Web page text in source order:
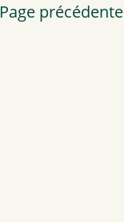
Page précédente